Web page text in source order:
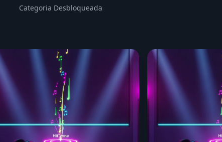
Categoria Desbloqueada